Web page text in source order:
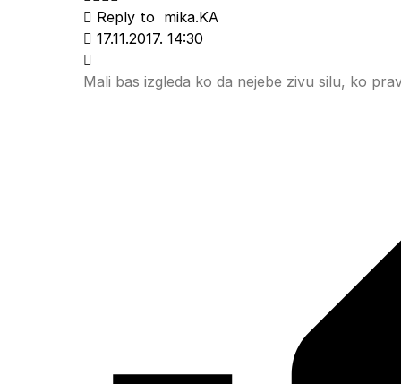
Reply to mika.KA
17.11.2017. 14:30
Mali bas izgleda ko da nejebe zivu silu, ko